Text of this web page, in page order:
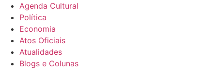
Agenda Cultural
Política
Economia
Atos Oficiais
Atualidades
Blogs e Colunas